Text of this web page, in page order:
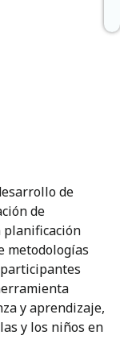
de
de
planificación
metodologías
y aprendizaje,
y los niños en